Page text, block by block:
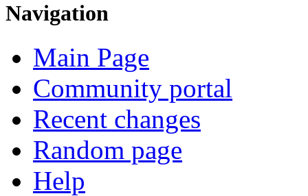
Navigation
Main Page
Community portal
Recent changes
Random page
Help